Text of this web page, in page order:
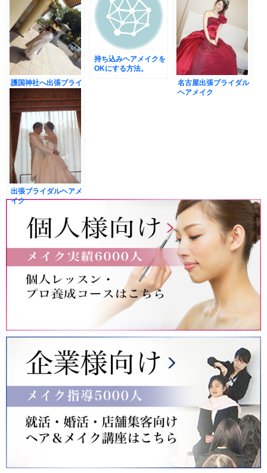
護国神社へ出張ブライ
ダルヘアメイク
持ち込みヘアメイクを
OKにする方法。
名古屋出張ブライダル
ヘアメイク
出張ブライダルヘアメ
イク